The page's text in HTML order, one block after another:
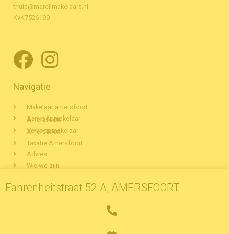
thuis@marellmakelaars.nl
KvK7526190
Navigatie
Makelaar amersfoort
Aankoopmakelaar Amersfoort
Verkoopmakelaar Amersfoort
Taxatie Amersfoort
Advies
Wie we zijn
Veelgestelde vragen
Fahrenheitstraat 52 A, AMERSFOORT